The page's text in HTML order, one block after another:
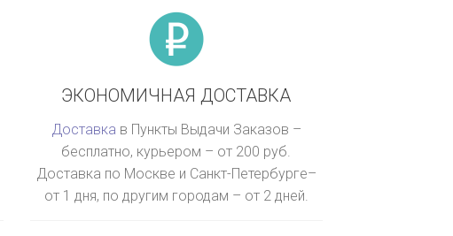
ЭКОНОМИЧНАЯ ДОСТАВКА
Доставка в Пункты Выдачи Заказов –
бесплатно, курьером – от 200 руб.
Доставка по Москве и Санкт-Петербурге–
от 1 дня, по другим городам – от 2 дней.